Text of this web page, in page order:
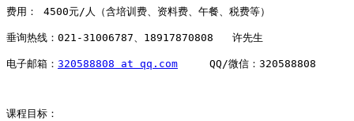
费用： 4500元/人（含培训费、资料费、午餐、税费等）
垂询热线：021-31006787、18917870808   许先生
电子邮箱： 320588808 at qq.com
     QQ/微信：320588808
课程目标：